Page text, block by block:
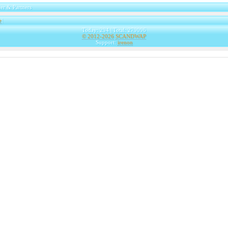
& Partners
|
Today: 294 | Total: 279096
© 2012-2026 SCANDWAP
Support: irenon